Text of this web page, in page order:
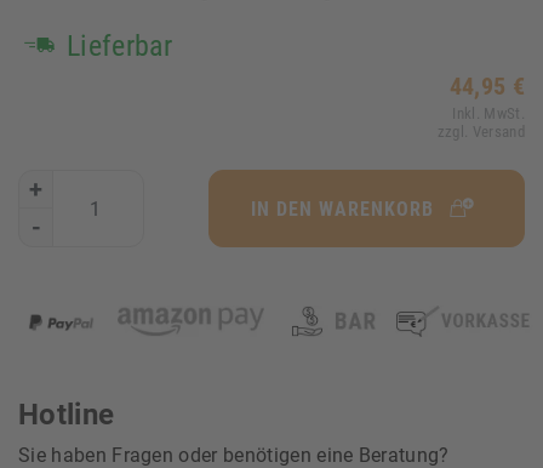
Lieferbar
44,95 €
Inkl. MwSt.
zzgl. Versand
+
-
IN DEN WARENKORB
Hotline
Sie haben Fragen oder benötigen eine Beratung?